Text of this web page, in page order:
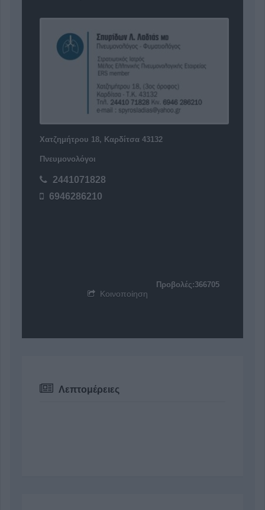
Χατζημήτρου 18, Καρδίτσα 43132
Πνευμονολόγοι
2441071828
6946286210
Προβολές:366705
Κοινοποίηση
Λεπτομέρειες